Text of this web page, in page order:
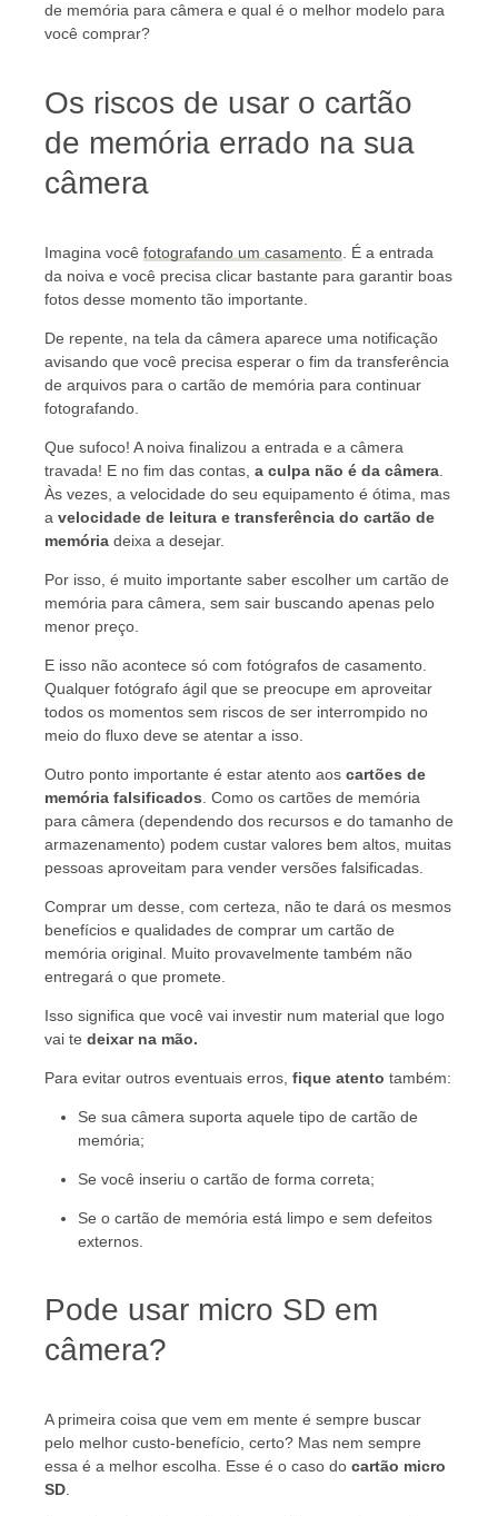
de memória para câmera e qual é o melhor modelo para
você comprar?
Os riscos de usar o cartão
de memória errado na sua
câmera
Imagina você fotografando um casamento . É a entrada
da noiva e você precisa clicar bastante para garantir boas
fotos desse momento tão importante.
De repente, na tela da câmera aparece uma notificação
avisando que você precisa esperar o fim da transferência
de arquivos para o cartão de memória para continuar
fotografando.
Que sufoco! A noiva finalizou a entrada e a câmera
travada! E no fim das contas, a culpa não é da câmera
Às vezes, a velocidade do seu equipamento é ótima, mas
a velocidade de leitura e transferência do cartão de
memória deixa a desejar.
Por isso, é muito importante saber escolher um cartão de
memória para câmera, sem sair buscando apenas pelo
menor preço.
E isso não acontece só com fotógrafos de casamento.
Qualquer fotógrafo ágil que se preocupe em aproveitar
todos os momentos sem riscos de ser interrompido no
meio do fluxo deve se atentar a isso.
Outro ponto importante é estar atento aos cartões de
memória falsificados . Como os cartões de memória
para câmera (dependendo dos recursos e do tamanho de
armazenamento) podem custar valores bem altos, muitas
pessoas aproveitam para vender versões falsificadas.
Comprar um desse, com certeza, não te dará os mesmos
benefícios e qualidades de comprar um cartão de
memória original. Muito provavelmente também não
entregará o que promete.
Isso significa que você vai investir num material que logo
vai te deixar na mão.
Para evitar outros eventuais erros, fique atento também:
Se sua câmera suporta aquele tipo de cartão de
memória;
Se você inseriu o cartão de forma correta;
Se o cartão de memória está limpo e sem defeitos
externos.
Pode usar micro SD em
câmera?
A primeira coisa que vem em mente é sempre buscar
pelo melhor custo-benefício, certo? Mas nem sempre
essa é a melhor escolha. Esse é o caso do cartão micro
SD